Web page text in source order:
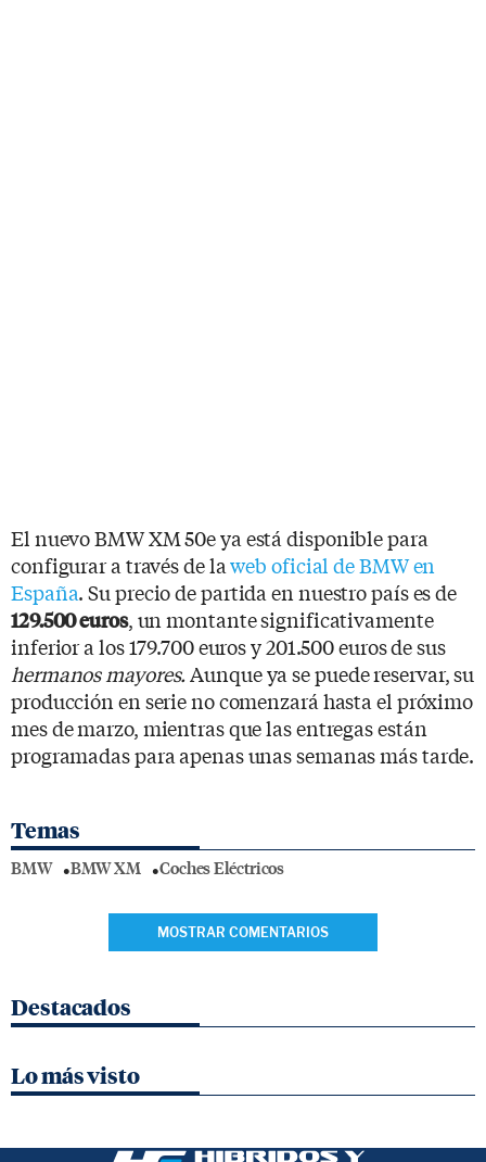
El nuevo BMW XM 50e ya está disponible para
configurar a través de laweb oficial de BMW en
España. Su precio de partida en nuestro país es de
129.500 euros, un montante significativamente
inferior a los 179.700 euros y 201.500 euros de sus
hermanos mayores.Aunque ya se puede reservar, su
producción en serie no comenzará hasta el próximo
mes de marzo, mientras que las entregas están
programadas para apenas unas semanas más tarde.
Temas
BMW BMW XM Coches Eléctricos
MOSTRAR COMENTARIOS
Destacados
Lo más visto